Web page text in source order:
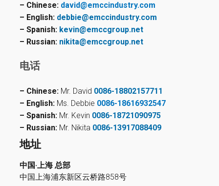
– Chinese: david@emccindustry.com
– English: debbie@emccindustry.com
– Spanish: kevin@emccgroup.net
– Russian: nikita@emccgroup.net
电话
– Chinese: Mr. David 0086-18802157711
– English: Ms. Debbie 0086-18616932547
– Spanish: Mr. Kevin 0086-18721090975
– Russian: Mr. Nikita 0086-13917088409
地址
中国·上海 总部
中国上海浦东新区云桥路858号